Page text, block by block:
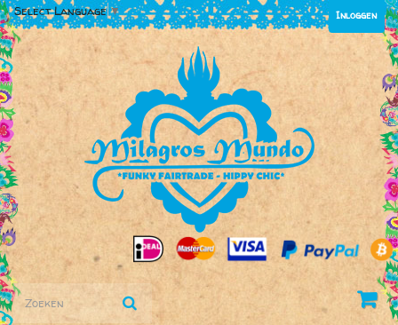
Inloggen
Select Language ▼